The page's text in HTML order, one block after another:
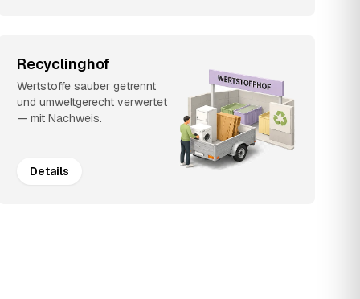
Recyclinghof
Wertstoffe sauber getrennt
und umweltgerecht verwertet
— mit Nachweis.
Details